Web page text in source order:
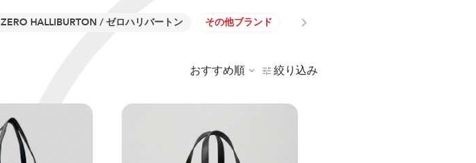
ZERO HALLIBURTON / ゼロハリバートン その他ブランド
おすすめ順 絞り込み